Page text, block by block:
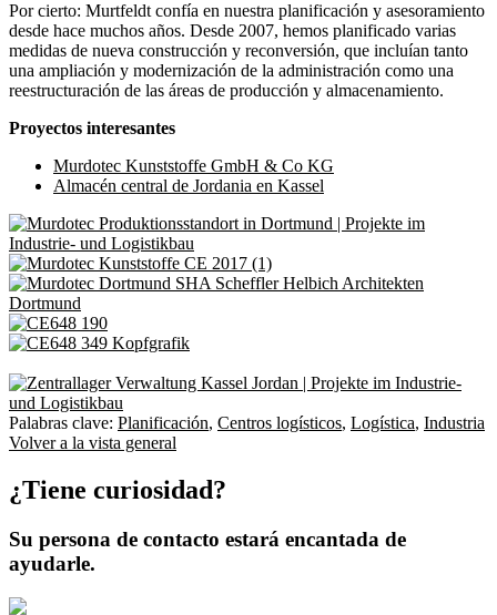
Por cierto: Murtfeldt confía en nuestra planificación y asesoramiento
desde hace muchos años. Desde 2007, hemos planificado varias
medidas de nueva construcción y reconversión, que incluían tanto
una ampliación y modernización de la administración como una
reestructuración de las áreas de producción y almacenamiento.
Proyectos interesantes
Murdotec Kunststoffe GmbH & Co KG
Almacén central de Jordania en Kassel
Palabras clave: Planificación, Centros logísticos, Logística, Industria
Volver a la vista general
¿Tiene curiosidad?
Su persona de contacto estará encantada de
ayudarle.